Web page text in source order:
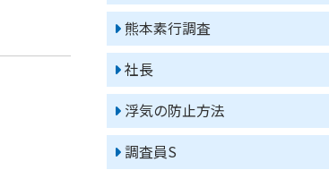
熊本素行調査
社長
浮気の防止方法
調査員S